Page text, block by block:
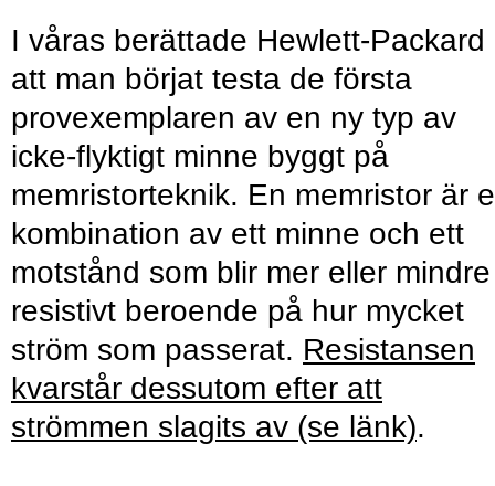
I våras berättade Hewlett-Packard
att man börjat testa de första
provexemplaren av en ny typ av
icke-flyktigt minne byggt på
memristorteknik. En memristor är
kombination av ett minne och ett
motstånd som blir mer eller mindre
resistivt beroende på hur mycket
ström som passerat. Resistansen
kvarstår dessutom efter att
strömmen slagits av (se länk).